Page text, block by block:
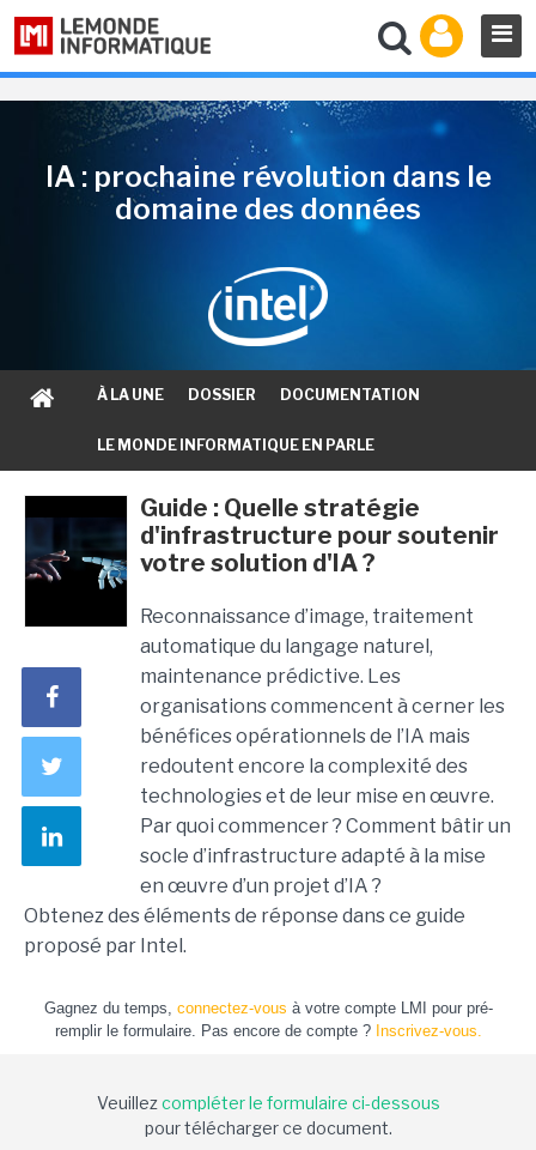
IA : prochaine révolution dans le
domaine des données
À LA UNE DOSSIER DOCUMENTATION
LE MONDE INFORMATIQUE EN PARLE
Guide : Quelle stratégie
d'infrastructure pour soutenir
votre solution d'IA ?
Reconnaissance d’image, traitement
automatique du langage naturel,
maintenance prédictive. Les
organisations commencent à cerner les
bénéfices opérationnels de l’IA mais
redoutent encore la complexité des
technologies et de leur mise en œuvre.
Par quoi commencer ? Comment bâtir un
socle d’infrastructure adapté à la mise
en œuvre d’un projet d’IA ?
Obtenez des éléments de réponse dans ce guide
proposé par Intel.
Gagnez du temps, connectez-vous à votre compte LMI pour pré-
remplir le formulaire. Pas encore de compte ? Inscrivez-vous.
Veuillezcompléter le formulaire ci-dessous
pour télécharger ce document.